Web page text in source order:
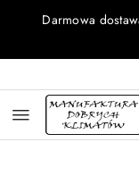
Przejdź do
Przejdź do
Przejdź do
Przejdź do
Przejdź do
Przejdź do
Darmowa